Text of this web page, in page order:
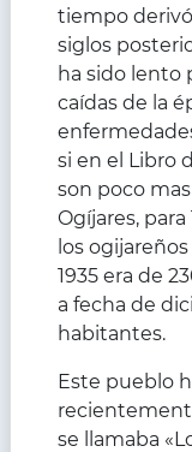
tiempo
siglos
ha sido lento
caídas de la
si en el Libro
son poco
Ogíjares,
los
1935 era de
a fecha de
habitantes.
Este pueblo
se llamaba